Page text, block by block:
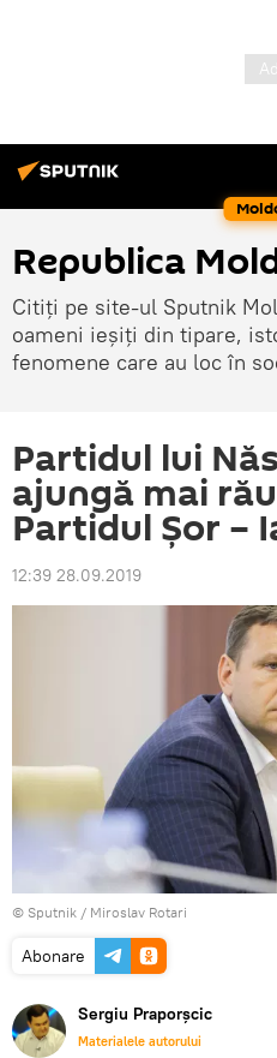
Republica
Citiți pe site-ul Sputnik
oameni ieșiți din tipare,
fenomene care au loc în
Partidul lui
ajungă mai
Partidul Șor –
12:39 28.09.2019
© Sputnik / Miroslav Rotari
Abonare
Sergiu Praporșcic
Materialele autorului